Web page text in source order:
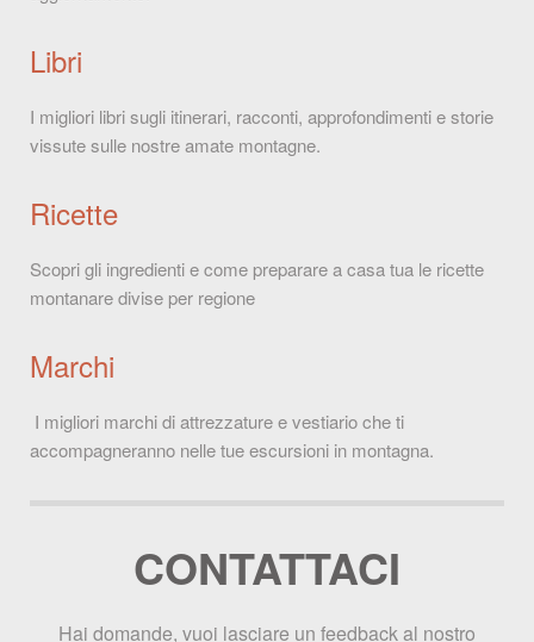
Libri
I migliori libri sugli itinerari, racconti, approfondimenti e storie
vissute sulle nostre amate montagne.
Ricette
Scopri gli ingredienti e come preparare a casa tua le ricette
montanare divise per regione
Marchi
I migliori marchi di attrezzature e vestiario che ti
accompagneranno nelle tue escursioni in montagna.
CONTATTACI
Hai domande, vuoi lasciare un feedback al nostro